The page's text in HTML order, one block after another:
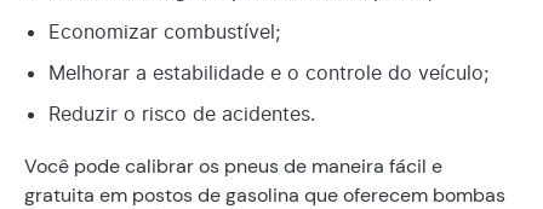
Economizar combustível;
Melhorar a estabilidade e o controle do veículo;
Reduzir o risco de acidentes.
Você pode calibrar os pneus de maneira fácil e
gratuita em postos de gasolina que oferecem bombas